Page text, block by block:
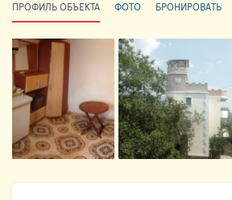
ПРОФИЛЬ ОБЪЕКТА ФОТО БРОНИРОВАТЬ